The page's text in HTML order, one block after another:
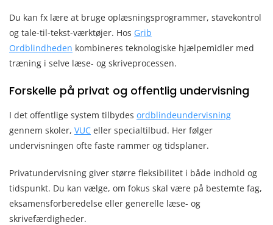
Du kan fx lære at bruge oplæsningsprogrammer, stavekontrol
og tale-til-tekst-værktøjer. Hos Grib
Ordblindheden kombineres teknologiske hjælpemidler med
træning i selve læse- og skriveprocessen.
Forskelle på privat og offentlig undervisning
I det offentlige system tilbydes ordblindeundervisning
gennem skoler, VUC eller specialtilbud. Her følger
undervisningen ofte faste rammer og tidsplaner.
Privatundervisning giver større fleksibilitet i både indhold og
tidspunkt. Du kan vælge, om fokus skal være på bestemte fag,
eksamensforberedelse eller generelle læse- og
skrivefærdigheder.